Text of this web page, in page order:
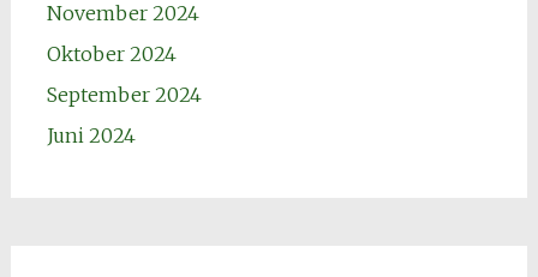
November 2024
Oktober 2024
September 2024
Juni 2024